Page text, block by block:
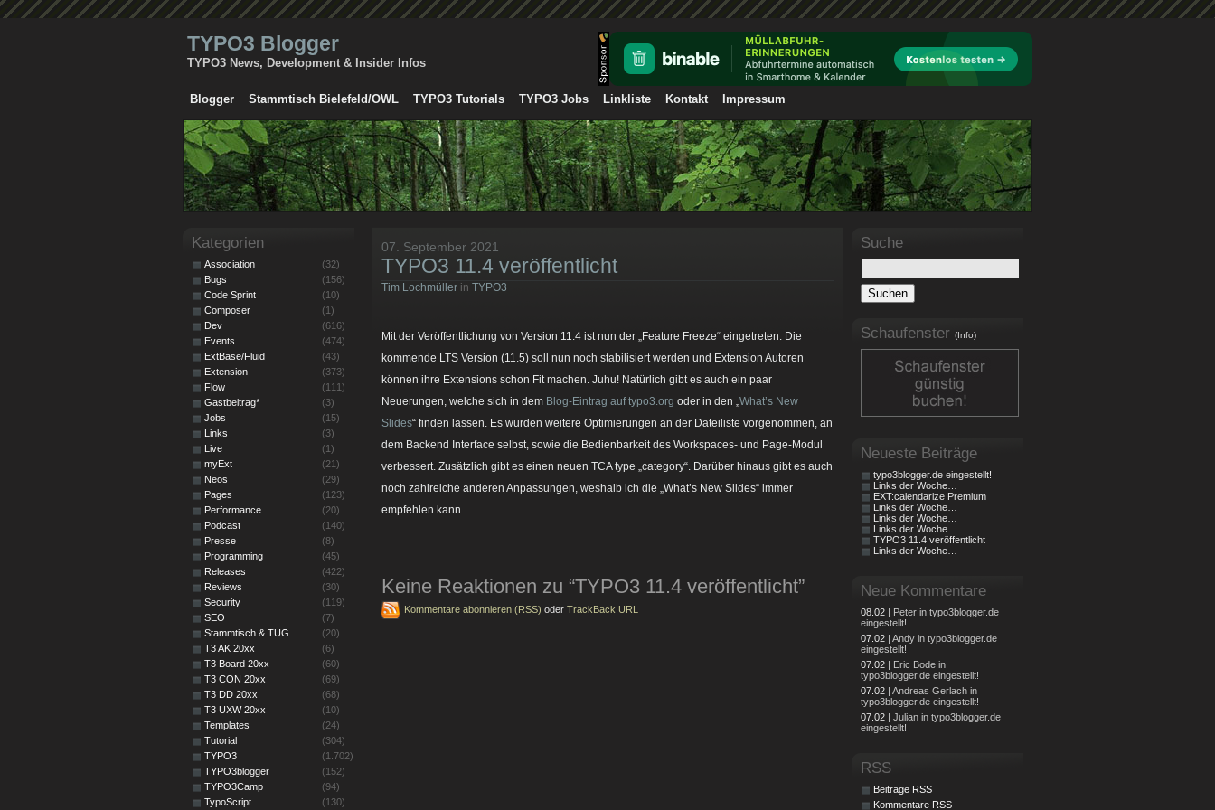
TYPO3 Blogger
TYPO3 News, Development & Insider Infos
Blogger Stammtisch Bielefeld/OWL TYPO3 Tutorials TYPO3 Jobs Linkliste Kontakt Impressum
07. September 2021
TYPO3 11.4 veröffentlicht
Tim Lochmüller in TYPO3
Mit der Veröffentlichung von Version 11.4 ist nun der „Feature Freeze“ eingetreten. Die
kommende LTS Version (11.5) soll nun noch stabilisiert werden und Extension Autoren
können ihre Extensions schon Fit machen. Juhu! Natürlich gibt es auch ein paar
Neuerungen, welche sich in dem Blog-Eintrag auf typo3.org oder in den „What’s New
Slides“ finden lassen. Es wurden weitere Optimierungen an der Dateiliste vorgenommen, an
dem Backend Interface selbst, sowie die Bedienbarkeit des Workspaces- und Page-Modul
verbessert. Zusätzlich gibt es einen neuen TCA type „category“. Darüber hinaus gibt es auch
noch zahlreiche anderen Anpassungen, weshalb ich die „What’s New Slides“ immer
empfehlen kann.
Keine Reaktionen zu “TYPO3 11.4 veröffentlicht”
Kommentare abonnieren (RSS) oder TrackBack URL
Suche
Schaufenster (Info)
Neueste Beiträge
typo3blogger.de eingestellt!
Links der Woche…
EXT:calendarize Premium
Links der Woche…
Links der Woche…
Links der Woche…
TYPO3 11.4 veröffentlicht
Links der Woche…
Neue Kommentare
08.02 | Peter in typo3blogger.de
eingestellt!
07.02 | Andy in typo3blogger.de
eingestellt!
07.02 | Eric Bode in
typo3blogger.de eingestellt!
07.02 | Andreas Gerlach in
typo3blogger.de eingestellt!
07.02 | Julian in typo3blogger.de
eingestellt!
RSS
Beiträge RSS
Kommentare RSS
Kategorien
Association
(32)
Bugs
(156)
Code Sprint
(10)
Composer
(1)
Dev
(616)
Events
(474)
ExtBase/Fluid
(43)
Extension
(373)
Flow
(111)
Gastbeitrag*
(3)
Jobs
(15)
Links
(3)
Live
(1)
myExt
(21)
Neos
(29)
Pages
(123)
Performance
(20)
Podcast
(140)
Presse
(8)
Programming
(45)
Releases
(422)
Reviews
(30)
Security
(119)
SEO
(7)
Stammtisch & TUG
(20)
T3 AK 20xx
(6)
T3 Board 20xx
(60)
T3 CON 20xx
(69)
T3 DD 20xx
(68)
T3 UXW 20xx
(10)
Templates
(24)
Tutorial
(304)
TYPO3
(1.702)
TYPO3blogger
(152)
TYPO3Camp
(94)
TypoScript
(130)